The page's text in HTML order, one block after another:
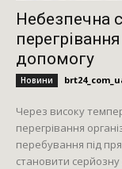
Небезпечна
допомогу
Новини
Через високу
перегрівання
перебування під
становити серйозну